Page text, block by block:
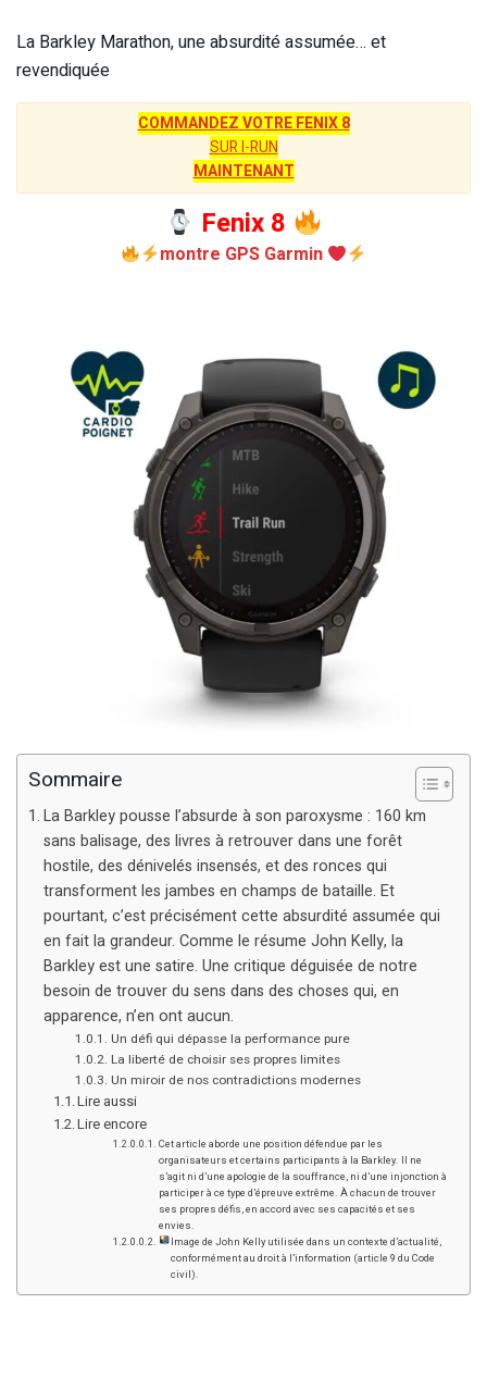
La Barkley Marathon, une absurdité assumée… et
revendiquée
COMMANDEZ VOTRE FENIX 8
SUR I-RUN
MAINTENANT
Fenix 8
montre GPS Garmin
Sommaire
La Barkley pousse l’absurde à son paroxysme : 160 km
sans balisage, des livres à retrouver dans une forêt
hostile, des dénivelés insensés, et des ronces qui
transforment les jambes en champs de bataille. Et
pourtant, c’est précisément cette absurdité assumée qui
en fait la grandeur. Comme le résume John Kelly, la
Barkley est une satire. Une critique déguisée de notre
besoin de trouver du sens dans des choses qui, en
apparence, n’en ont aucun.
Un défi qui dépasse la performance pure
La liberté de choisir ses propres limites
Un miroir de nos contradictions modernes
Lire aussi
Lire encore
Cet article aborde une position défendue par les
organisateurs et certains participants à la Barkley. Il ne
s’agit ni d’une apologie de la souffrance, ni d’une injonction à
participer à ce type d’épreuve extrême. À chacun de trouver
ses propres défis, en accord avec ses capacités et ses
envies.
Image de John Kelly utilisée dans un contexte d’actualité,
conformément au droit à l’information (article 9 du Code
civil).